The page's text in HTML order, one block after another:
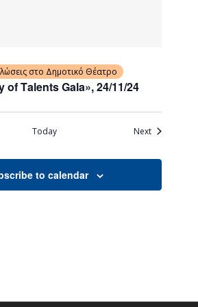
of Τalents Gala», 24/11/24
στο Δημοτικό Θέατρο
Today NextEvents
to calendar